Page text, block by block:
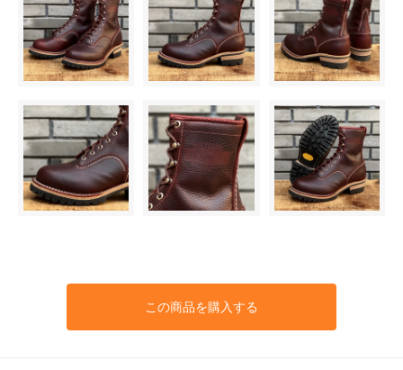
7B
55,000円(税込)
7C
55,000円(税込)
55,000円(税込)
7E
55,000円(税込)
7EE
55,000円(税込)
この商品を購入する